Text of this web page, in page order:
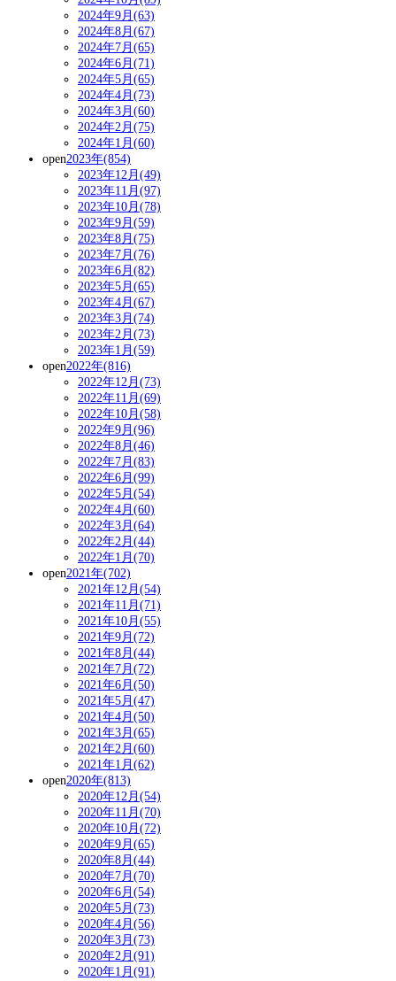
2024年9月(63)
2024年8月(67)
2024年7月(65)
2024年6月(71)
2024年5月(65)
2024年4月(73)
2024年3月(60)
2024年2月(75)
2024年1月(60)
open2023年(854)
2023年12月(49)
2023年11月(97)
2023年10月(78)
2023年9月(59)
2023年8月(75)
2023年7月(76)
2023年6月(82)
2023年5月(65)
2023年4月(67)
2023年3月(74)
2023年2月(73)
2023年1月(59)
open2022年(816)
2022年12月(73)
2022年11月(69)
2022年10月(58)
2022年9月(96)
2022年8月(46)
2022年7月(83)
2022年6月(99)
2022年5月(54)
2022年4月(60)
2022年3月(64)
2022年2月(44)
2022年1月(70)
open2021年(702)
2021年12月(54)
2021年11月(71)
2021年10月(55)
2021年9月(72)
2021年8月(44)
2021年7月(72)
2021年6月(50)
2021年5月(47)
2021年4月(50)
2021年3月(65)
2021年2月(60)
2021年1月(62)
open2020年(813)
2020年12月(54)
2020年11月(70)
2020年10月(72)
2020年9月(65)
2020年8月(44)
2020年7月(70)
2020年6月(54)
2020年5月(73)
2020年4月(56)
2020年3月(73)
2020年2月(91)
2020年1月(91)